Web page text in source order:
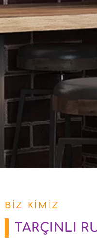
BIZ KIMIZ
TARÇINLI